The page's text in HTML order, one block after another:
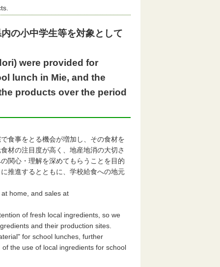
の小中学生等を対象として
were provided for
lunch in Mie, and the
products over the period
食事をとる機会が増加し、その食材を
材の注目度が高く、地産地消の大切さ
関心・理解を深めてもらうことを目的
推進するとともに、学校給食への地元
home, and sales at
of fresh local ingredients, so we
and their production sites.
for school lunches, further
the use of local ingredients for school